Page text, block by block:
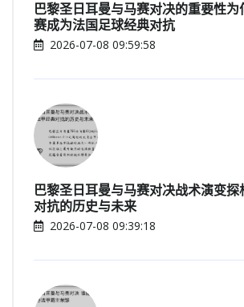
巴黎圣日耳曼与马赛对决的重要性
赛成为法国足球经典对抗
2026-07-08 09:59:58
巴黎圣日耳曼与马赛对决战术演变
对抗的历史与未来
2026-07-08 09:39:18